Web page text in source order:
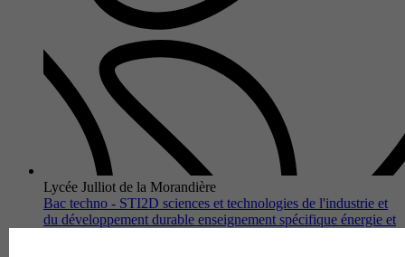
Lycée Julliot de la Morandière
Bac techno - STI2D sciences et technologies de l'industrie et
du développement durable enseignement spécifique énergie et